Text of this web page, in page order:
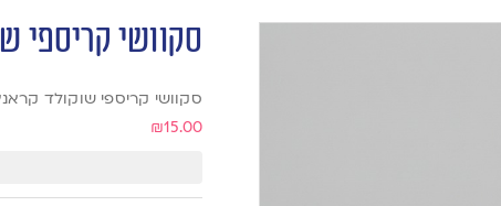
סקוושי קריספי
סקוושי קריספי שוקולד
₪15.00